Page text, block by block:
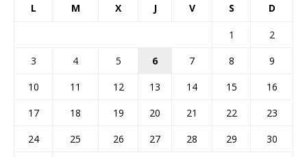
L M X J V S D
1
2
3
4 5 6 7 8
9
10
11 12 13 14 15
16
17
18 19 20 21 22
23
24
25 26 27 28 29
30